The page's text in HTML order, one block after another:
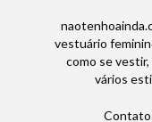
vestuário
como se
vários